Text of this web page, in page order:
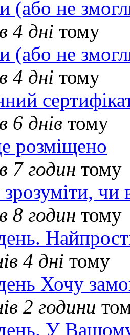
(або не
4 дні тому
(або не
4 дні тому
6 днів тому
розміщено
7 годин тому
чи
8 годин тому
4 дні тому
Хочу
2 години
У Вашому